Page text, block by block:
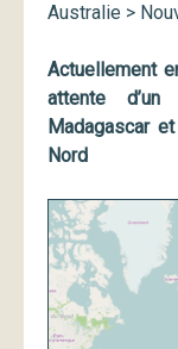
Australie >
Actuellement
attente
Madagascar
Nord